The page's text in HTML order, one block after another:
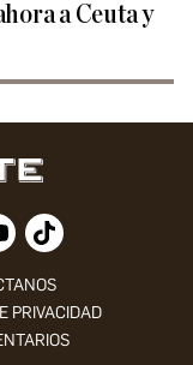
a Ceuta y
PRIVACIDAD